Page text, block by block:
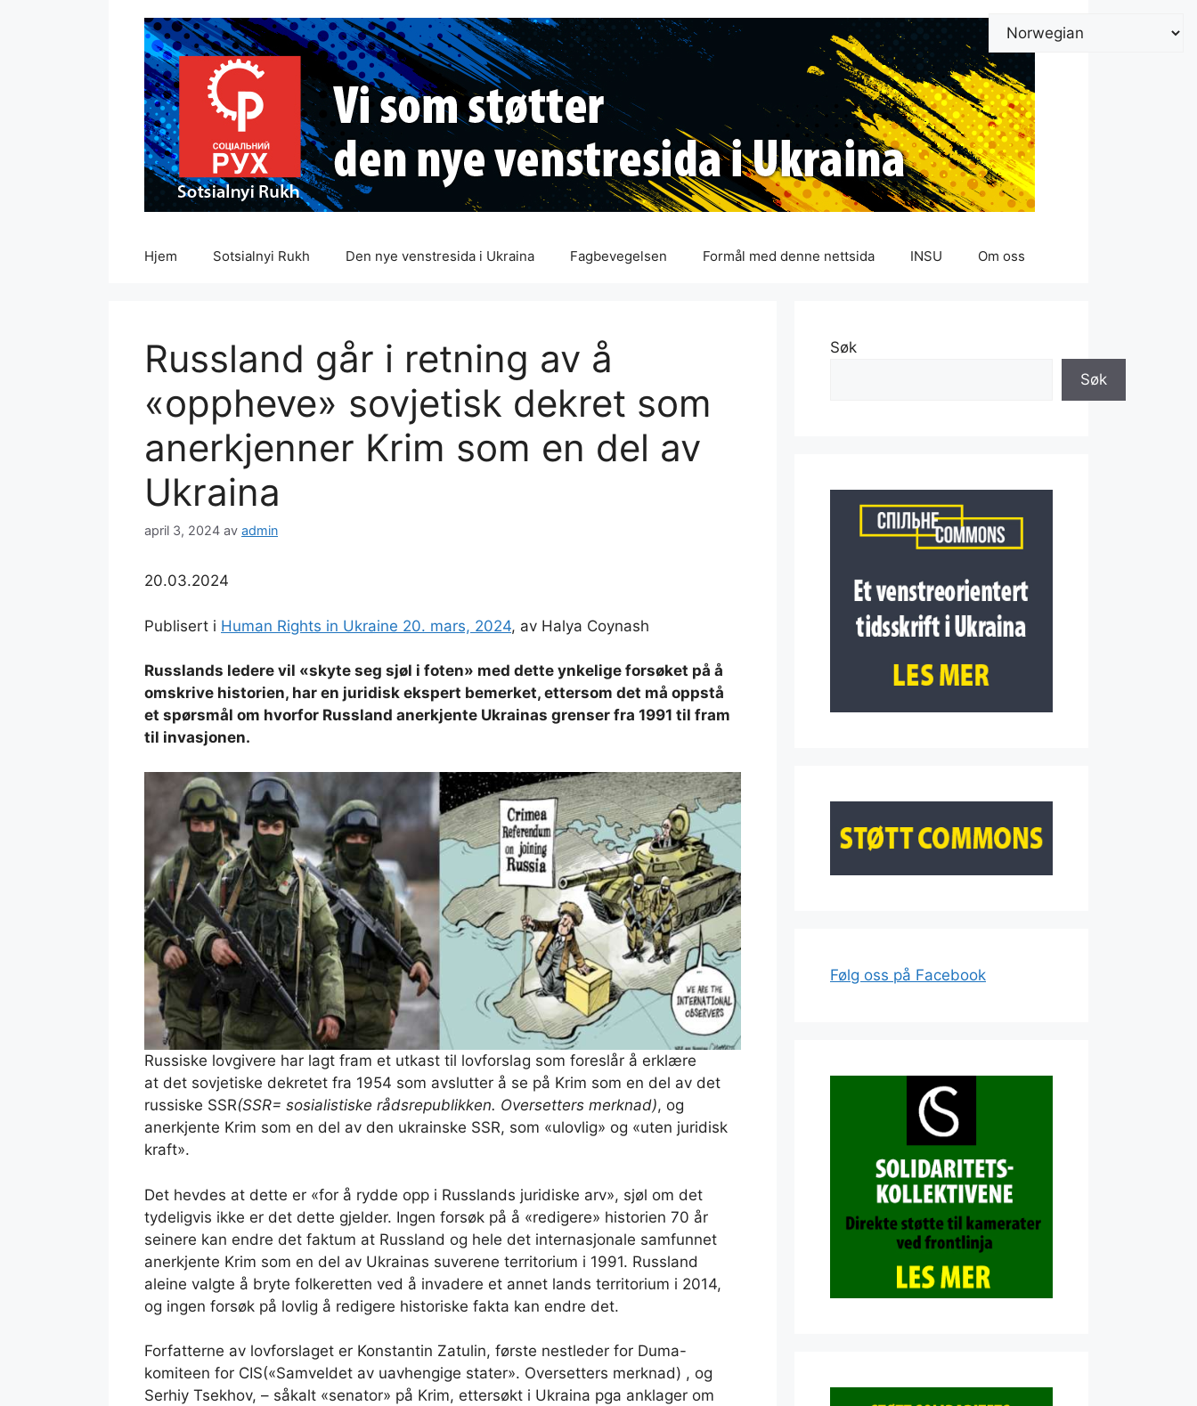
Hjem Sotsialnyi Rukh Den nye venstresida i Ukraina Fagbevegelsen Formål med denne nettsida INSU Om oss
Russland går i retning av å
«oppheve» sovjetisk dekret som
anerkjenner Krim som en del av
Ukraina
april 3, 2024 av admin
20.03.2024
Publisert i Human Rights in Ukraine 20. mars, 2024, av Halya Coynash
Russlands ledere vil «skyte seg sjøl i foten» med dette ynkelige forsøket på å
omskrive historien, har en juridisk ekspert bemerket, ettersom det må oppstå
et spørsmål om hvorfor Russland anerkjente Ukrainas grenser fra 1991 til fram
til invasjonen.
Russiske lovgivere har lagt fram et utkast til lovforslag som foreslår å erklære
at det sovjetiske dekretet fra 1954 som avslutter å se på Krim som en del av det
russiske SSR(SSR= sosialistiske rådsrepublikken. Oversetters merknad), og
anerkjente Krim som en del av den ukrainske SSR, som «ulovlig» og «uten juridisk
kraft».
Det hevdes at dette er «for å rydde opp i Russlands juridiske arv», sjøl om det
tydeligvis ikke er det dette gjelder. Ingen forsøk på å «redigere» historien 70 år
seinere kan endre det faktum at Russland og hele det internasjonale samfunnet
anerkjente Krim som en del av Ukrainas suverene territorium i 1991. Russland
aleine valgte å bryte folkeretten ved å invadere et annet lands territorium i 2014,
og ingen forsøk på lovlig å redigere historiske fakta kan endre det.
Forfatterne av lovforslaget er Konstantin Zatulin, første nestleder for Duma-
komiteen for CIS(«Samveldet av uavhengige stater». Oversetters merknad) , og
Serhiy Tsekhov, – såkalt «senator» på Krim, ettersøkt i Ukraina pga anklager om
Søk
Søk
Følg oss på Facebook